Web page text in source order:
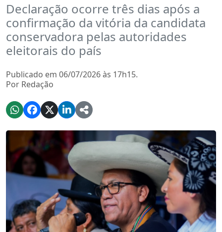
Declaração ocorre três dias após a
confirmação da vitória da candidata
conservadora pelas autoridades
eleitorais do país
Publicado em 06/07/2026 às 17h15.
Por Redação